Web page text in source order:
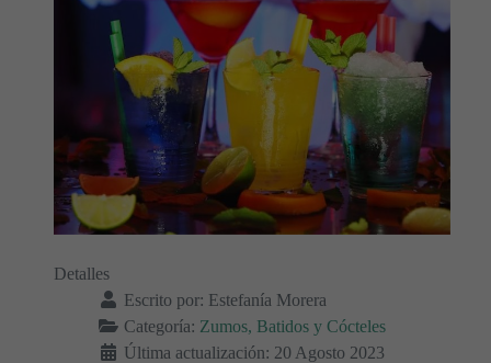
Detalles
Escrito por: Estefanía Morera
Categoría: Zumos, Batidos y Cócteles
Última actualización: 20 Agosto 2023